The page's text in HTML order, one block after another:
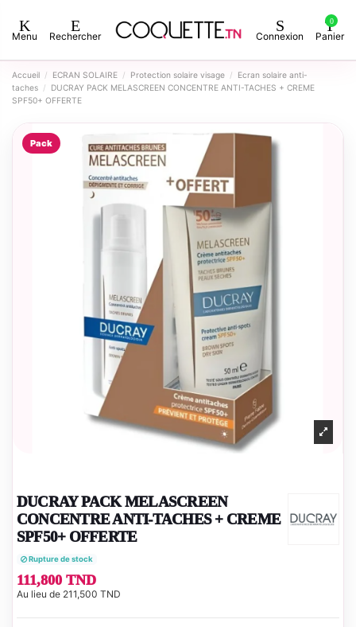
Menu Rechercher Connexion
0
Panier
Accueil ECRAN SOLAIRE Protection solaire visage
Ecran solaire anti-
taches
DUCRAY PACK MELASCREEN CONCENTRE ANTI-TACHES + CREME
SPF50+ OFFERTE
Pack
DUCRAY PACK MELASCREEN
CONCENTRE ANTI-TACHES + CREME
SPF50+ OFFERTE
Rupture de stock
111,800 TND
Au lieu de 211,500 TND